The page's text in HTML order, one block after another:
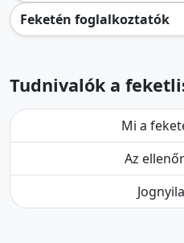
Feketén foglalkoztatók
Tudnivalók a
Mi a
Az